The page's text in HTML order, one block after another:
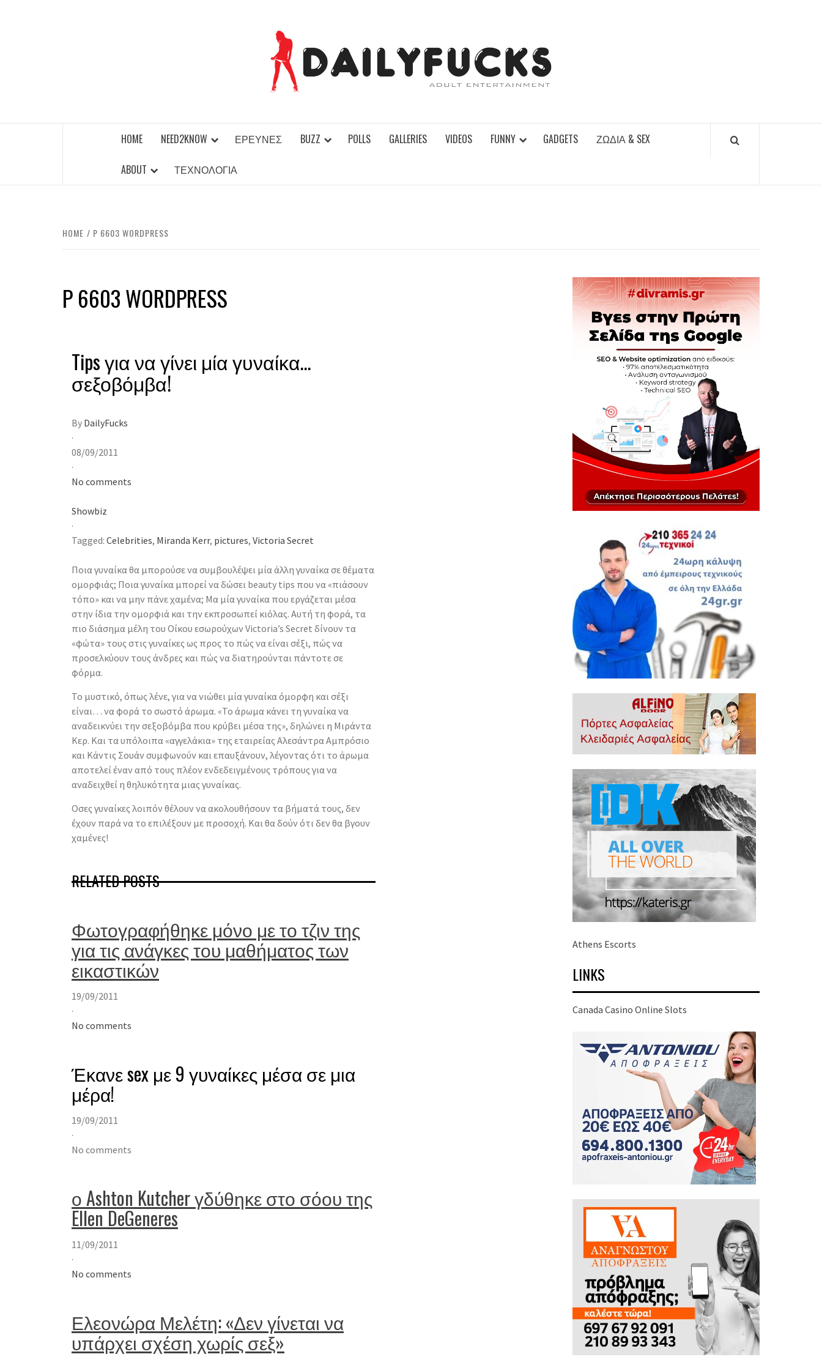
HOME NEED2KNOW ΈΡΕΥΝΕΣ BUZZ POLLS GALLERIES VIDEOS FUNNY GADGETS ΖΏΔΙΑ & SEX
ABOUT ΤΕΧΝΟΛΟΓΊΑ
HOME P 6603 WORDPRESS
P 6603 WORDPRESS
Tips για να γίνει μία γυναίκα…
σεξοβόμβα!
By DailyFucks
·
08/09/2011
·
No comments
Showbiz
·
Tagged: Celebrities, Miranda Kerr, pictures, Victoria Secret
Ποια γυναίκα θα μπορούσε να συμβουλέψει μία άλλη γυναίκα σε θέματα
ομορφιάς; Ποια γυναίκα μπορεί να δώσει beauty tips που να «πιάσουν
τόπο» και να μην πάνε χαμένα; Μα μία γυναίκα που εργάζεται μέσα
στην ίδια την ομορφιά και την εκπροσωπεί κιόλας. Αυτή τη φορά, τα
πιο διάσημα μέλη του Οίκου εσωρούχων Victoria’s Secret δίνουν τα
«φώτα» τους στις γυναίκες ως προς το πώς να είναι σέξι, πώς να
προσελκύουν τους άνδρες και πώς να διατηρούνται πάντοτε σε
φόρμα.
Το μυστικό, όπως λένε, για να νιώθει μία γυναίκα όμορφη και σέξι
είναι… να φορά το σωστό άρωμα. «Το άρωμα κάνει τη γυναίκα να
αναδεικνύει την σεξοβόμβα που κρύβει μέσα της», δηλώνει η Μιράντα
Κερ. Και τα υπόλοιπα «αγγελάκια» της εταιρείας Aλεσάντρα Αμπρόσιο
και Κάντις Σουάν συμφωνούν και επαυξάνουν, λέγοντας ότι το άρωμα
αποτελεί έναν από τους πλέον ενδεδειγμένους τρόπους για να
αναδειχθεί η θηλυκότητα μιας γυναίκας.
Οσες γυναίκες λοιπόν θέλουν να ακολουθήσουν τα βήματά τους, δεν
έχουν παρά να το επιλέξουν με προσοχή. Και θα δούν ότι δεν θα βγουν
χαμένες!
RELATED POSTS
Φωτογραφήθηκε μόνο με το τζιν της
για τις ανάγκες του μαθήματος των
εικαστικών
19/09/2011
·
No comments
Έκανε sex με 9 γυναίκες μέσα σε μια
μέρα!
19/09/2011
·
No comments
ο Ashton Kutcher γδύθηκε στο σόου της
Ellen DeGeneres
11/09/2011
·
No comments
Ελεονώρα Μελέτη: «Δεν γίνεται να
υπάρχει σχέση χωρίς σεξ»
Athens Escorts
LINKS
Canada Casino Online Slots